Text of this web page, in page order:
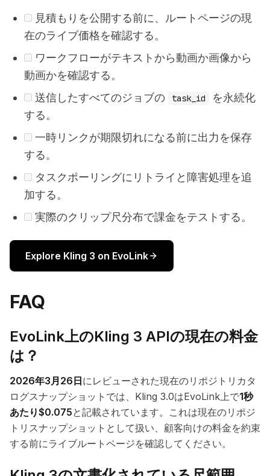
見積もりを公開する前に、ルートページの現
在のライブ価格を確認する。
ワークフローがテキストから動画か画像から
動画かを確認する。
送信したすべてのジョブの
task_id
を永続化
する。
一時リンクが期限切れになる前に出力を保存
する。
タスクポーリングにリトライと障害処理を追
加する。
実際のクリップ尺分布で課金をテストする。
Explore Kling 3 on EvoLink
FAQ
EvoLink上のKling 3 APIの現在の料金
は？
2026年3月26日にレビューされた現在のリポジトリカタ
ログスナップショットでは、Kling 3.0はEvoLink上で1秒
あたり$0.075と記載されています。これは現在のリポジ
トリスナップショットとして扱い、顧客向けの料金を約束
する前にライブルートページを確認してください。